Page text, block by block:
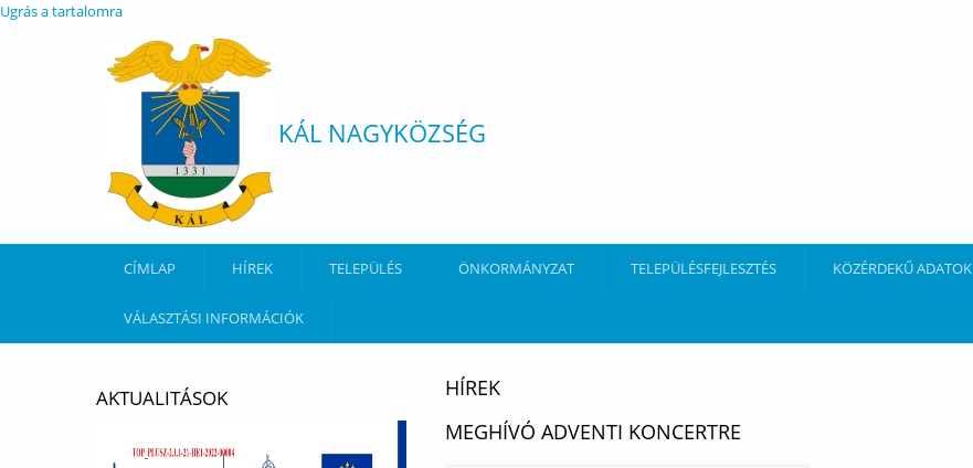
Ugrás a tartalomra
KÁL NAGYKÖZSÉG
CÍMLAP HÍREK TELEPÜLÉS ÖNKORMÁNYZAT TELEPÜLÉSFEJLESZTÉS KÖZÉRDEKŰ ADATOK
VÁLASZTÁSI INFORMÁCIÓK
HÍREK
MEGHÍVÓ ADVENTI KONCERTRE
AKTUALITÁSOK